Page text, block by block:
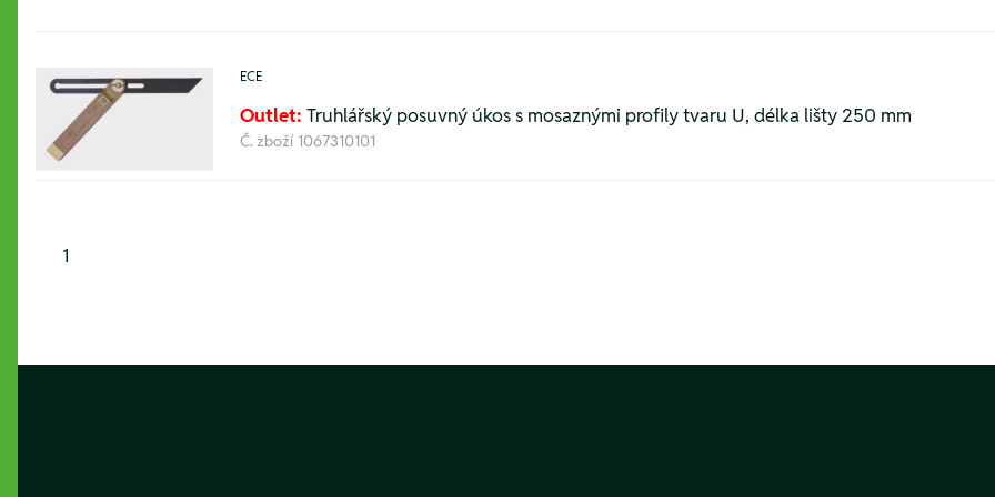
ECE
Outlet: Truhlářský posuvný úkos s mosaznými profily tvaru U, délka lišty 250 mm
Č. zboží 1067310101
1